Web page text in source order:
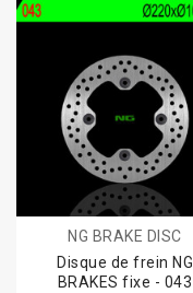
NG BRAKE DISC
Disque de frein NG
BRAKES fixe - 043